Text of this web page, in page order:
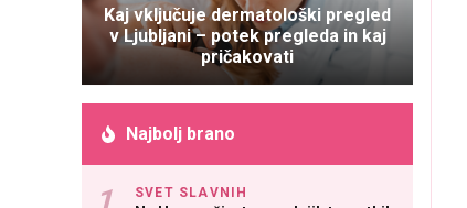
Kaj vključuje dermatološki pregled
v Ljubljani – potek pregleda in kaj
pričakovati
Najbolj brano
SVET SLAVNIH